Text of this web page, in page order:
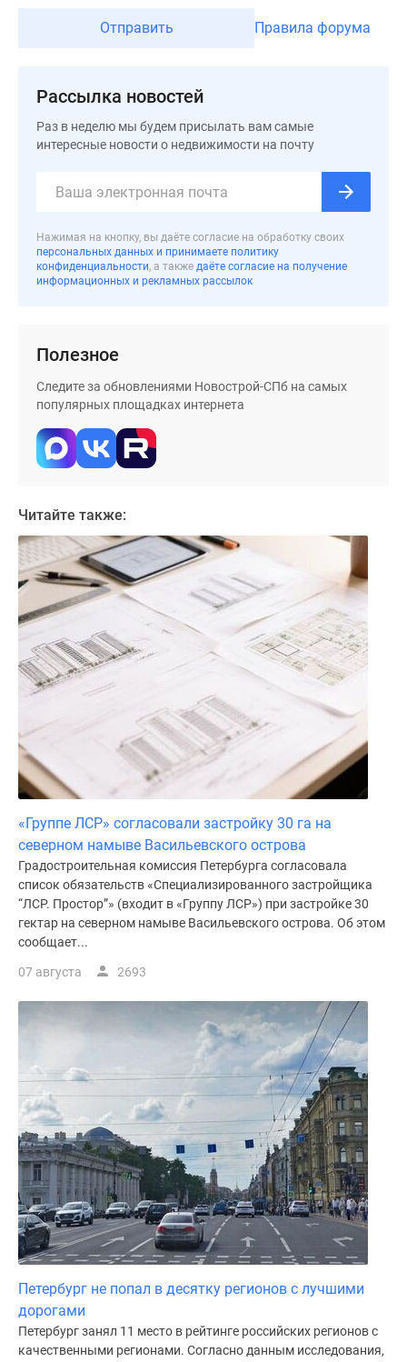
Санкт-
Петербурге
Коттеджные
Готовые
коттеджные
коттеджные
Коттеджные
поселки
водоема
Коттеджные
поселки
ипотеку
Бизнес-
центры
Коттеджи
Траншевая
ипотека
Скидки
Макс
Рассрочка
Отправить Правила форума
Рассылка новостей
Раз в неделю мы будем присылать вам самые
интересные новости о недвижимости на почту
Нажимая на кнопку, вы даёте согласие на обработку своих
персональных данных и принимаете политику
конфиденциальности, а также даёте согласие на получение
информационных и рекламных рассылок
Полезное
Следите за обновлениями Новострой-СПб на самых
популярных площадках интернета
Читайте также:
«Группе ЛСР» согласовали застройку 30 га на
северном намыве Васильевского острова
Градостроительная комиссия Петербурга согласовала
список обязательств «Специализированного застройщика
“ЛСР. Простор”» (входит в «Группу ЛСР») при застройке 30
гектар на северном намыве Васильевского острова. Об этом
сообщает...
07 августа 2693
Петербург не попал в десятку регионов с лучшими
дорогами
Петербург занял 11 место в рейтинге российских регионов с
качественными регионами. Согласно данным исследования,